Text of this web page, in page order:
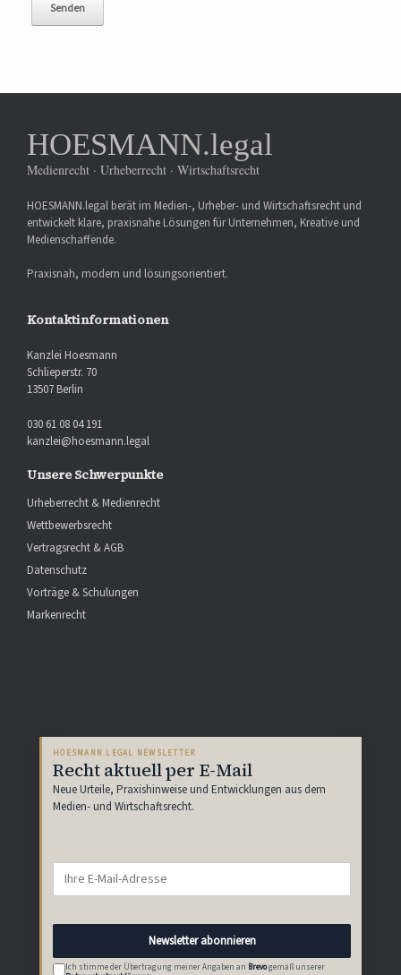
HOESMANN.legal
Medienrecht · Urheberrecht · Wirtschaftsrecht
HOESMANN.legal berät im Medien-, Urheber- und Wirtschaftsrecht und
entwickelt klare, praxisnahe Lösungen für Unternehmen, Kreative und
Medienschaffende.
Praxisnah, modern und lösungsorientiert.
Kontaktinformationen
Kanzlei Hoesmann
Schlieperstr. 70
13507 Berlin
030 61 08 04 191
kanzlei@hoesmann.legal
Unsere Schwerpunkte
Urheberrecht & Medienrecht
Wettbewerbsrecht
Vertragsrecht & AGB
Datenschutz
Vorträge & Schulungen
Markenrecht
HOESMANN.LEGAL NEWSLETTER
Recht aktuell per E-Mail
Neue Urteile, Praxishinweise und Entwicklungen aus dem
Medien- und Wirtschaftsrecht.
Newsletter abonnieren
Ich stimme der Übertragung meiner Angaben an Brevogemäß unserer